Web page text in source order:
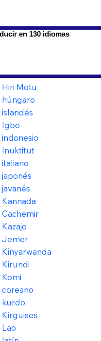
en 130 idiomas
Hiri Motu
húngaro
islandés
Igbo
indonesio
Inuktitut
italiano
japonés
javanés
Kannada
Cachemir
Kazajo
Jemer
Kinyarwanda
Kirundi
Komi
coreano
kurdo
Kirguises
Lao